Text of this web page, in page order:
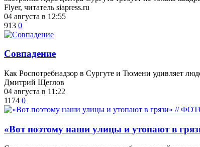
Flyer, читатель siapress.ru
04 августа в 12:55
913 0
​Совпадение
Как Роспотребнадзор в Сургуте и Тюмени удивляет
Дмитрий Щеглов
04 августа в 11:22
1174 0
«Вот поэтому наши улицы и утопают в